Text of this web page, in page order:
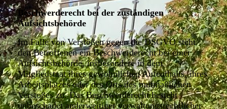
Beschwerderecht bei der zuständigen
Aufsichtsbehörde
Im Falle von Verstößen gegen die DSGVO steht
den Betroffenen ein Beschwerderecht bei einer
Aufsichtsbehörde, insbesondere in dem
Mitgliedstaat ihres gewöhnlichen Aufenthalts, ihres
Arbeitsplatzes oder des Orts des mutmaßlichen
Verstoßes zu. Das Beschwerderecht besteht
unbeschadet anderweitiger verwaltungsrechtlicher